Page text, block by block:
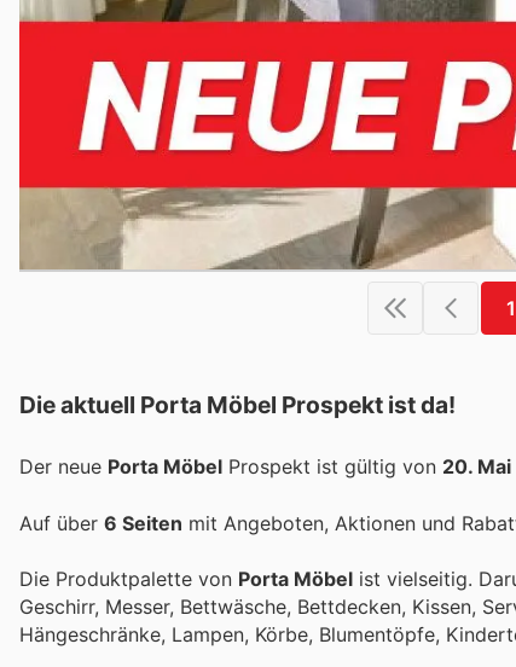
1
Die aktuell Porta Möbel Prospekt ist da!
Der neue Porta Möbel Prospekt ist gültig von 20.
Auf über 6 Seiten mit Angeboten, Aktionen und
Die Produktpalette von Porta Möbel ist vielseitig.
Geschirr, Messer, Bettwäsche, Bettdecken, Kissen,
Hängeschränke, Lampen, Körbe, Blumentöpfe,